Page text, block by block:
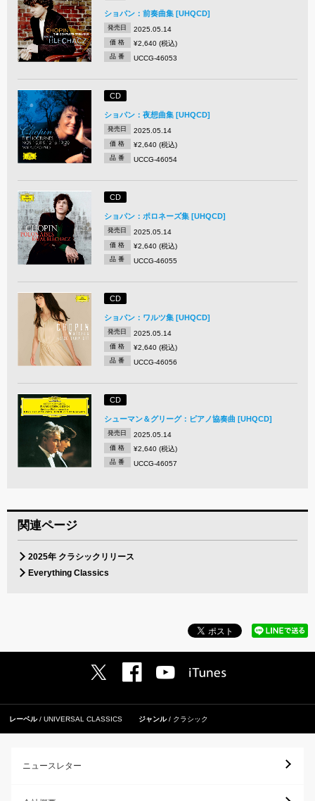
ショパン：前奏曲集 [UHQCD]
発売日 2025.05.14
価 格 ¥2,640 (税込)
品 番 UCCG-46053
CD
ショパン：夜想曲集 [UHQCD]
発売日 2025.05.14
価 格 ¥2,640 (税込)
品 番 UCCG-46054
CD
ショパン：ポロネーズ集 [UHQCD]
発売日 2025.05.14
価 格 ¥2,640 (税込)
品 番 UCCG-46055
CD
ショパン：ワルツ集 [UHQCD]
発売日 2025.05.14
価 格 ¥2,640 (税込)
品 番 UCCG-46056
CD
シューマン＆グリーグ：ピアノ協奏曲 [UHQCD]
発売日 2025.05.14
価 格 ¥2,640 (税込)
品 番 UCCG-46057
関連ページ
2025年 クラシックリリース
Everything Classics
レーベル UNIVERSAL CLASSICS ジャンル クラシック
ニュースレター